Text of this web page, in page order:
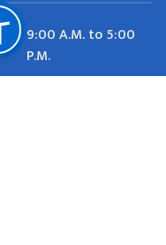
9:00 A.M. to 5:00
P.M.